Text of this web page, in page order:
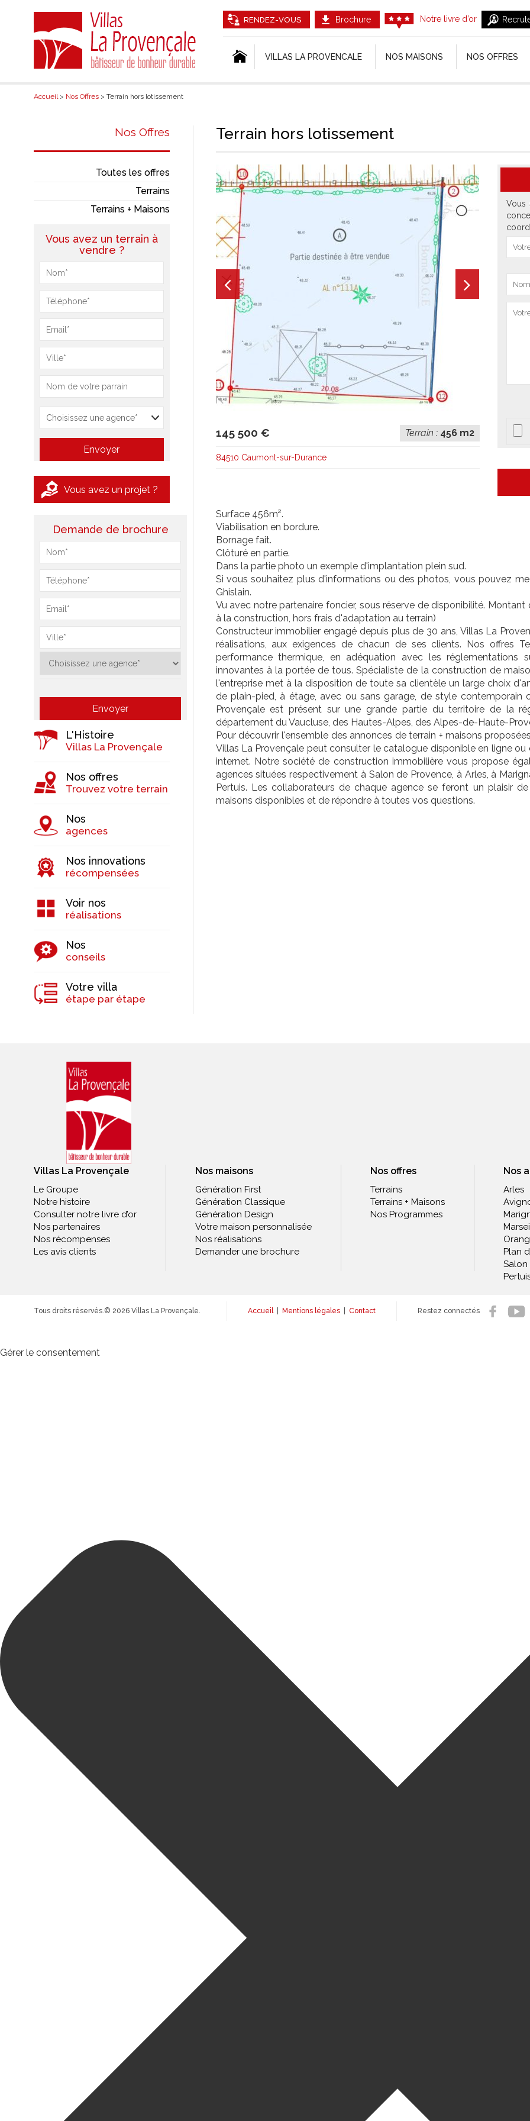
RENDEZ-VOUS Brochure Notre livre d’or
VILLAS LA PROVENCALE NOS MAISONS NOS OFFRES
Accueil> Nos Offres > Terrain hors lotissement
Terrain hors lotissement
145 500 € Terrain : 456 m2
84510 Caumont-sur-Durance
Vous
Surface 456m².
Viabilisation en bordure.
Bornage fait.
Clôturé en partie.
Dans la partie photo un exemple d'implantation plein sud.
Si vous souhaitez plus d'informations ou des photos, vous pouvez
Ghislain.
Vu avec notre partenaire foncier, sous réserve de disponibilité.
à la construction, hors frais d'adaptation au terrain)
Constructeur immobilier engagé depuis plus de 30 ans, Villas La
réalisations, aux exigences de chacun de ses clients. Nos offres
performance thermique, en adéquation avec les réglementations
innovantes à la portée de tous. Spécialiste de la construction de
l'entreprise met à la disposition de toute sa clientèle un large choix
de plain-pied, à étage, avec ou sans garage, de style contemporain
Provençale est présent sur une grande partie du territoire de la
département du Vaucluse, des Hautes-Alpes, des Alpes-de-Haute-
Pour découvrir l'ensemble des annonces de terrain + maisons
Villas La Provençale peut consulter le catalogue disponible en ligne
internet. Notre société de construction immobilière vous propose
agences situées respectivement à Salon de Provence, à Arles, à
Pertuis. Les collaborateurs de chaque agence se feront un plaisir
maisons disponibles et de répondre à toutes vos questions.
Nos Offres
Toutes les offres
Terrains
Terrains + Maisons
Vous avez un terrain à
vendre ?
Vous avez un projet ?
Demande de brochure
L'Histoire
Villas La Provençale
Nos offres
Trouvez votre terrain
Nos
agences
Nos innovations
récompensées
Voir nos
réalisations
Nos
conseils
Votre villa
étape par étape
Villas La Provençale
Le Groupe
Notre histoire
Consulter notre livre d’or
Nos partenaires
Nos récompenses
Les avis clients
Nos maisons
Génération First
Génération Classique
Génération Design
Votre maison personnalisée
Nos réalisations
Demander une brochure
Nos offres
Terrains
Terrains + Maisons
Nos Programmes
Nos
Arles
Plan
Salon
© 2026 Villas La Provençale.
Tous droits réservés. Accueil| Mentions légales Contact Restez connectés
Gérer le consentement